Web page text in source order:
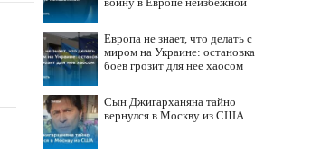
Европа не знает, что делать с
миром на Украине: остановка
боев грозит для нее хаосом
Сын Джигарханяна тайно
вернулся в Москву из США